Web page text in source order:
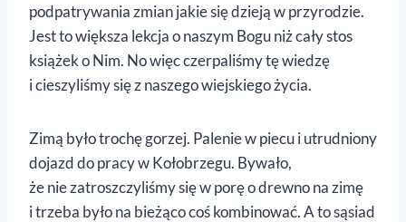
podpatrywania zmian jakie się dzieją w przyrodzie.
Jest to większa lekcja o naszym Bogu niż cały stos
książek o Nim. No więc czerpaliśmy tę wiedzę
i cieszyliśmy się z naszego wiejskiego życia.
Zimą było trochę gorzej. Palenie w piecu i utrudniony
dojazd do pracy w Kołobrzegu. Bywało,
że nie zatroszczyliśmy się w porę o drewno na zimę
i trzeba było na bieżąco coś kombinować. A to sąsiad